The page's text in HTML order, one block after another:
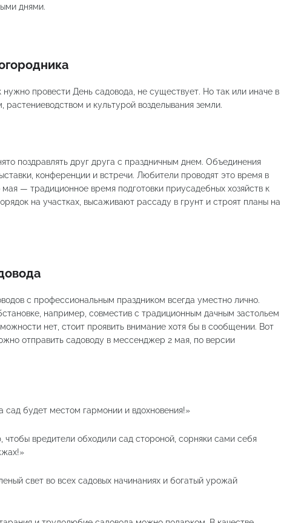
днями.
провести День садовода, не существует. Но так или иначе в
растениеводством и культурой возделывания земли.
поздравлять друг друга с праздничным днем. Объединения
конференции и встречи. Любители проводят это время в
— традиционное время подготовки приусадебных хозяйств к
на участках, высаживают рассаду в грунт и строят планы на
с профессиональным праздником всегда уместно лично.
например, совместив с традиционным дачным застольем
нет, стоит проявить внимание хотя бы в сообщении. Вот
отправить садоводу в мессенджер 2 мая, по версии
будет местом гармонии и вдохновения!»
вредители обходили сад стороной, сорняки сами себя
свет во всех садовых начинаниях и богатый урожай